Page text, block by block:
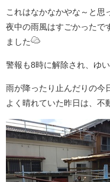
これはなかなかやな～と思
夜中の雨風はすごかったで
ました
警報も8時に解除され、ゆ
雨が降ったり止んだりの今
よく晴れていた昨日は、不